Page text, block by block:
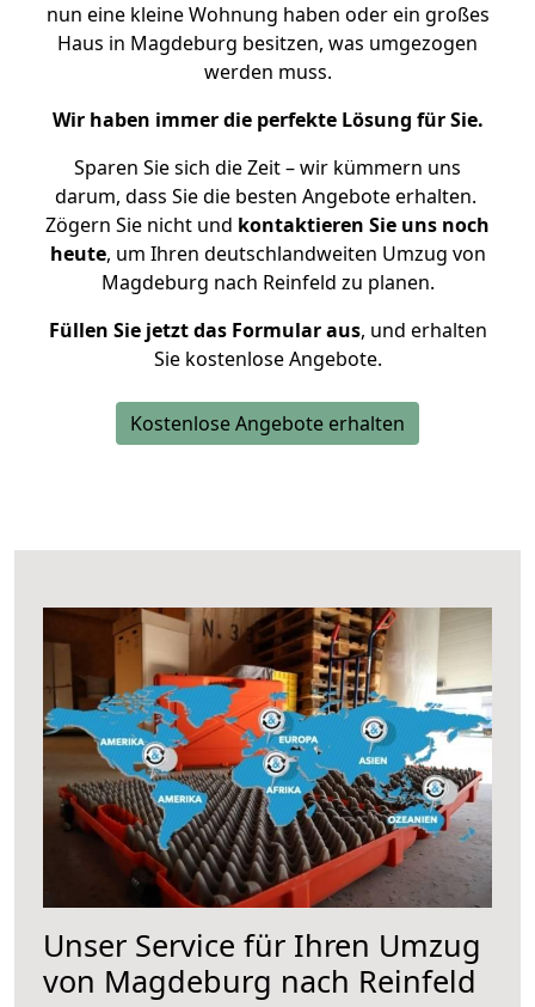
nun eine kleine Wohnung haben oder ein großes
Haus in Magdeburg besitzen, was umgezogen
werden muss.
Wir haben immer die perfekte Lösung für Sie.
Sparen Sie sich die Zeit – wir kümmern uns
darum, dass Sie die besten Angebote erhalten.
Zögern Sie nicht und kontaktieren Sie uns noch
heute, um Ihren deutschlandweiten Umzug von
Magdeburg nach Reinfeld zu planen.
Füllen Sie jetzt das Formular aus, und erhalten
Sie kostenlose Angebote.
Kostenlose Angebote erhalten
Unser Service für Ihren Umzug
von Magdeburg nach Reinfeld